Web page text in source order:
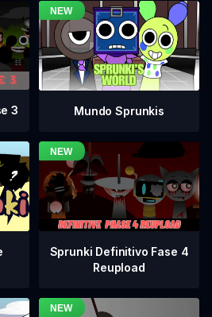
3 Mundo Sprunkis
Sprunki Definitivo Fase 4
Reupload